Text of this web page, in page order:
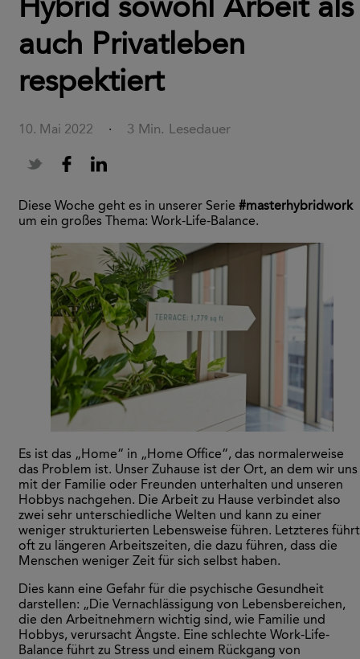
Hybrid sowohl Arbeit als
auch Privatleben
respektiert
10. Mai 2022 · 3 Min. Lesedauer
Diese Woche geht es in unserer Serie #masterhybridwork
um ein großes Thema: Work-Life-Balance.
Es ist das „Home“ in „Home Office“, das normalerweise
das Problem ist. Unser Zuhause ist der Ort, an dem wir uns
mit der Familie oder Freunden unterhalten und unseren
Hobbys nachgehen. Die Arbeit zu Hause verbindet also
zwei sehr unterschiedliche Welten und kann zu einer
weniger strukturierten Lebensweise führen. Letzteres führt
oft zu längeren Arbeitszeiten, die dazu führen, dass die
Menschen weniger Zeit für sich selbst haben.
Dies kann eine Gefahr für die psychische Gesundheit
darstellen: „Die Vernachlässigung von Lebensbereichen,
die den Arbeitnehmern wichtig sind, wie Familie und
Hobbys, verursacht Ängste. Eine schlechte Work-Life-
Balance führt zu Stress und einem Rückgang von